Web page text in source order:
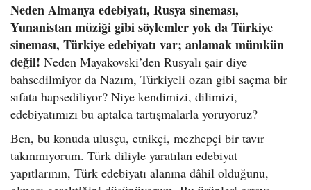
Neden Almanya edebiyatı, Rusya sineması,
Yunanistan müziği gibi söylemler yok da Türkiye
sineması, Türkiye edebiyatı var; anlamak mümkün
değil! Neden Mayakovski’den Rusyalı şair diye
bahsedilmiyor da Nazım, Türkiyeli ozan gibi saçma bir
sıfata hapsediliyor? Niye kendimizi, dilimizi,
edebiyatımızı bu aptalca tartışmalarla yoruyoruz?
Ben, bu konuda ulusçu, etnikçi, mezhepçi bir tavır
takınmıyorum. Türk diliyle yaratılan edebiyat
yapıtlarının, Türk edebiyatı alanına dâhil olduğunu,